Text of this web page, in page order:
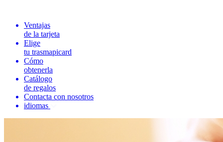
Ventajas
de la tarjeta
Elige
tu trasmapicard
Cómo
obtenerla
Catálogo
de regalos
Contacta con nosotros
idiomas